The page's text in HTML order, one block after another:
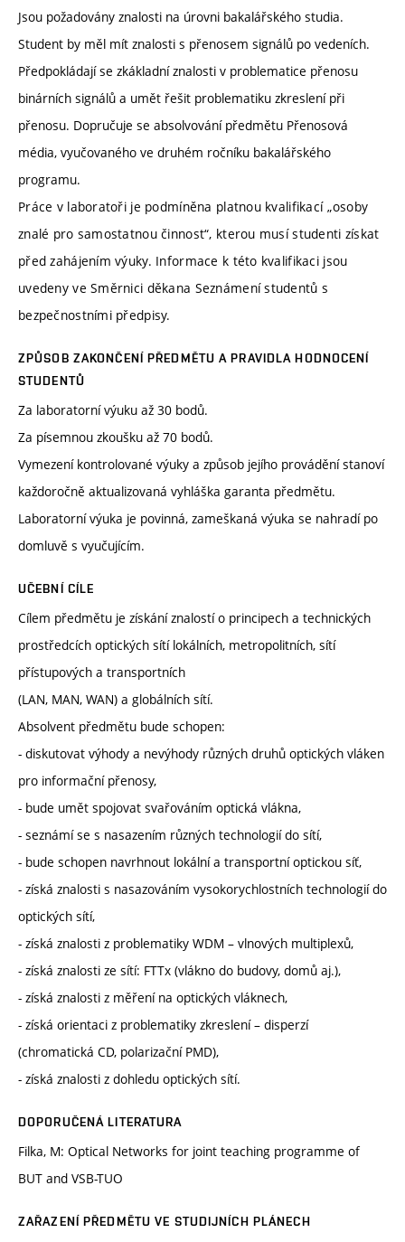
Jsou požadovány znalosti na úrovni bakalářského studia.
Student by měl mít znalosti s přenosem signálů po vedeních.
Předpokládají se zkákladní znalosti v problematice přenosu
binárních signálů a umět řešit problematiku zkreslení při
přenosu. Dopručuje se absolvování předmětu Přenosová
média, vyučovaného ve druhém ročníku bakalářského
programu.
Práce v laboratoři je podmíněna platnou kvalifikací „osoby
znalé pro samostatnou činnost“, kterou musí studenti získat
před zahájením výuky. Informace k této kvalifikaci jsou
uvedeny ve Směrnici děkana Seznámení studentů s
bezpečnostními předpisy.
ZPŮSOB ZAKONČENÍ PŘEDMĚTU A PRAVIDLA HODNOCENÍ
STUDENTŮ
Za laboratorní výuku až 30 bodů.
Za písemnou zkoušku až 70 bodů.
Vymezení kontrolované výuky a způsob jejího provádění stanoví
každoročně aktualizovaná vyhláška garanta předmětu.
Laboratorní výuka je povinná, zameškaná výuka se nahradí po
domluvě s vyučujícím.
UČEBNÍ CÍLE
Cílem předmětu je získání znalostí o principech a technických
prostředcích optických sítí lokálních, metropolitních, sítí
přístupových a transportních
(LAN, MAN, WAN) a globálních sítí.
Absolvent předmětu bude schopen:
- diskutovat výhody a nevýhody různých druhů optických vláken
pro informační přenosy,
- bude umět spojovat svařováním optická vlákna,
- seznámí se s nasazením různých technologií do sítí,
- bude schopen navrhnout lokální a transportní optickou síť,
- získá znalosti s nasazováním vysokorychlostních technologií do
optických sítí,
- získá znalosti z problematiky WDM – vlnových multiplexů,
- získá znalosti ze sítí: FTTx (vlákno do budovy, domů aj.),
- získá znalosti z měření na optických vláknech,
- získá orientaci z problematiky zkreslení – disperzí
(chromatická CD, polarizační PMD),
- získá znalosti z dohledu optických sítí.
DOPORUČENÁ LITERATURA
Filka, M: Optical Networks for joint teaching programme of
BUT and VSB-TUO
ZAŘAZENÍ PŘEDMĚTU VE STUDIJNÍCH PLÁNECH